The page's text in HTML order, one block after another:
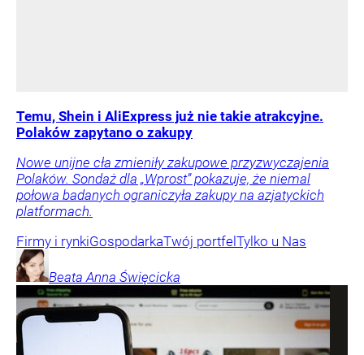
Temu, Shein i AliExpress już nie takie atrakcyjne.
Polaków zapytano o zakupy
Nowe unijne cła zmieniły zakupowe przyzwyczajenia
Polaków. Sondaż dla „Wprost” pokazuje, że niemal
połowa badanych ograniczyła zakupy na azjatyckich
platformach.
Firmy i rynkiGospodarkaTwój portfel Tylko u Nas
Beata Anna Święcicka